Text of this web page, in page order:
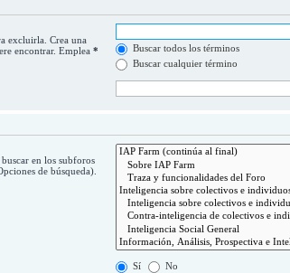
excluirla. Crea una
encontrar. Emplea *
Buscar todos los términos
Buscar cualquier término
en los subforos
de búsqueda).
Sí No